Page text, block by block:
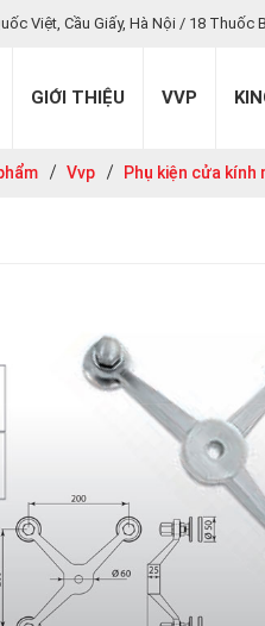
Việt, Cầu Giấy, Hà Nội / 18 Thuốc
GIỚI THIỆU VVP
Vvp Phụ kiện cửa kính